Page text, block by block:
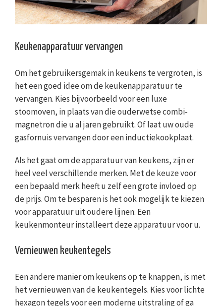
Keukenapparatuur vervangen
Om het gebruikersgemak in keukens te vergroten, is
het een goed idee om de keukenapparatuur te
vervangen. Kies bijvoorbeeld voor een luxe
stoomoven, in plaats van die ouderwetse combi-
magnetron die u al jaren gebruikt. Of laat uw oude
gasfornuis vervangen door een inductiekookplaat.
Als het gaat om de apparatuur van keukens, zijn er
heel veel verschillende merken. Met de keuze voor
een bepaald merk heeft u zelf een grote invloed op
de prijs. Om te besparen is het ook mogelijk te kiezen
voor apparatuur uit oudere lijnen. Een
keukenmonteur installeert deze apparatuur voor u.
Vernieuwen keukentegels
Een andere manier om keukens op te knappen, is met
het vernieuwen van de keukentegels. Kies voor lichte
hexagon tegels voor een moderne uitstraling of ga